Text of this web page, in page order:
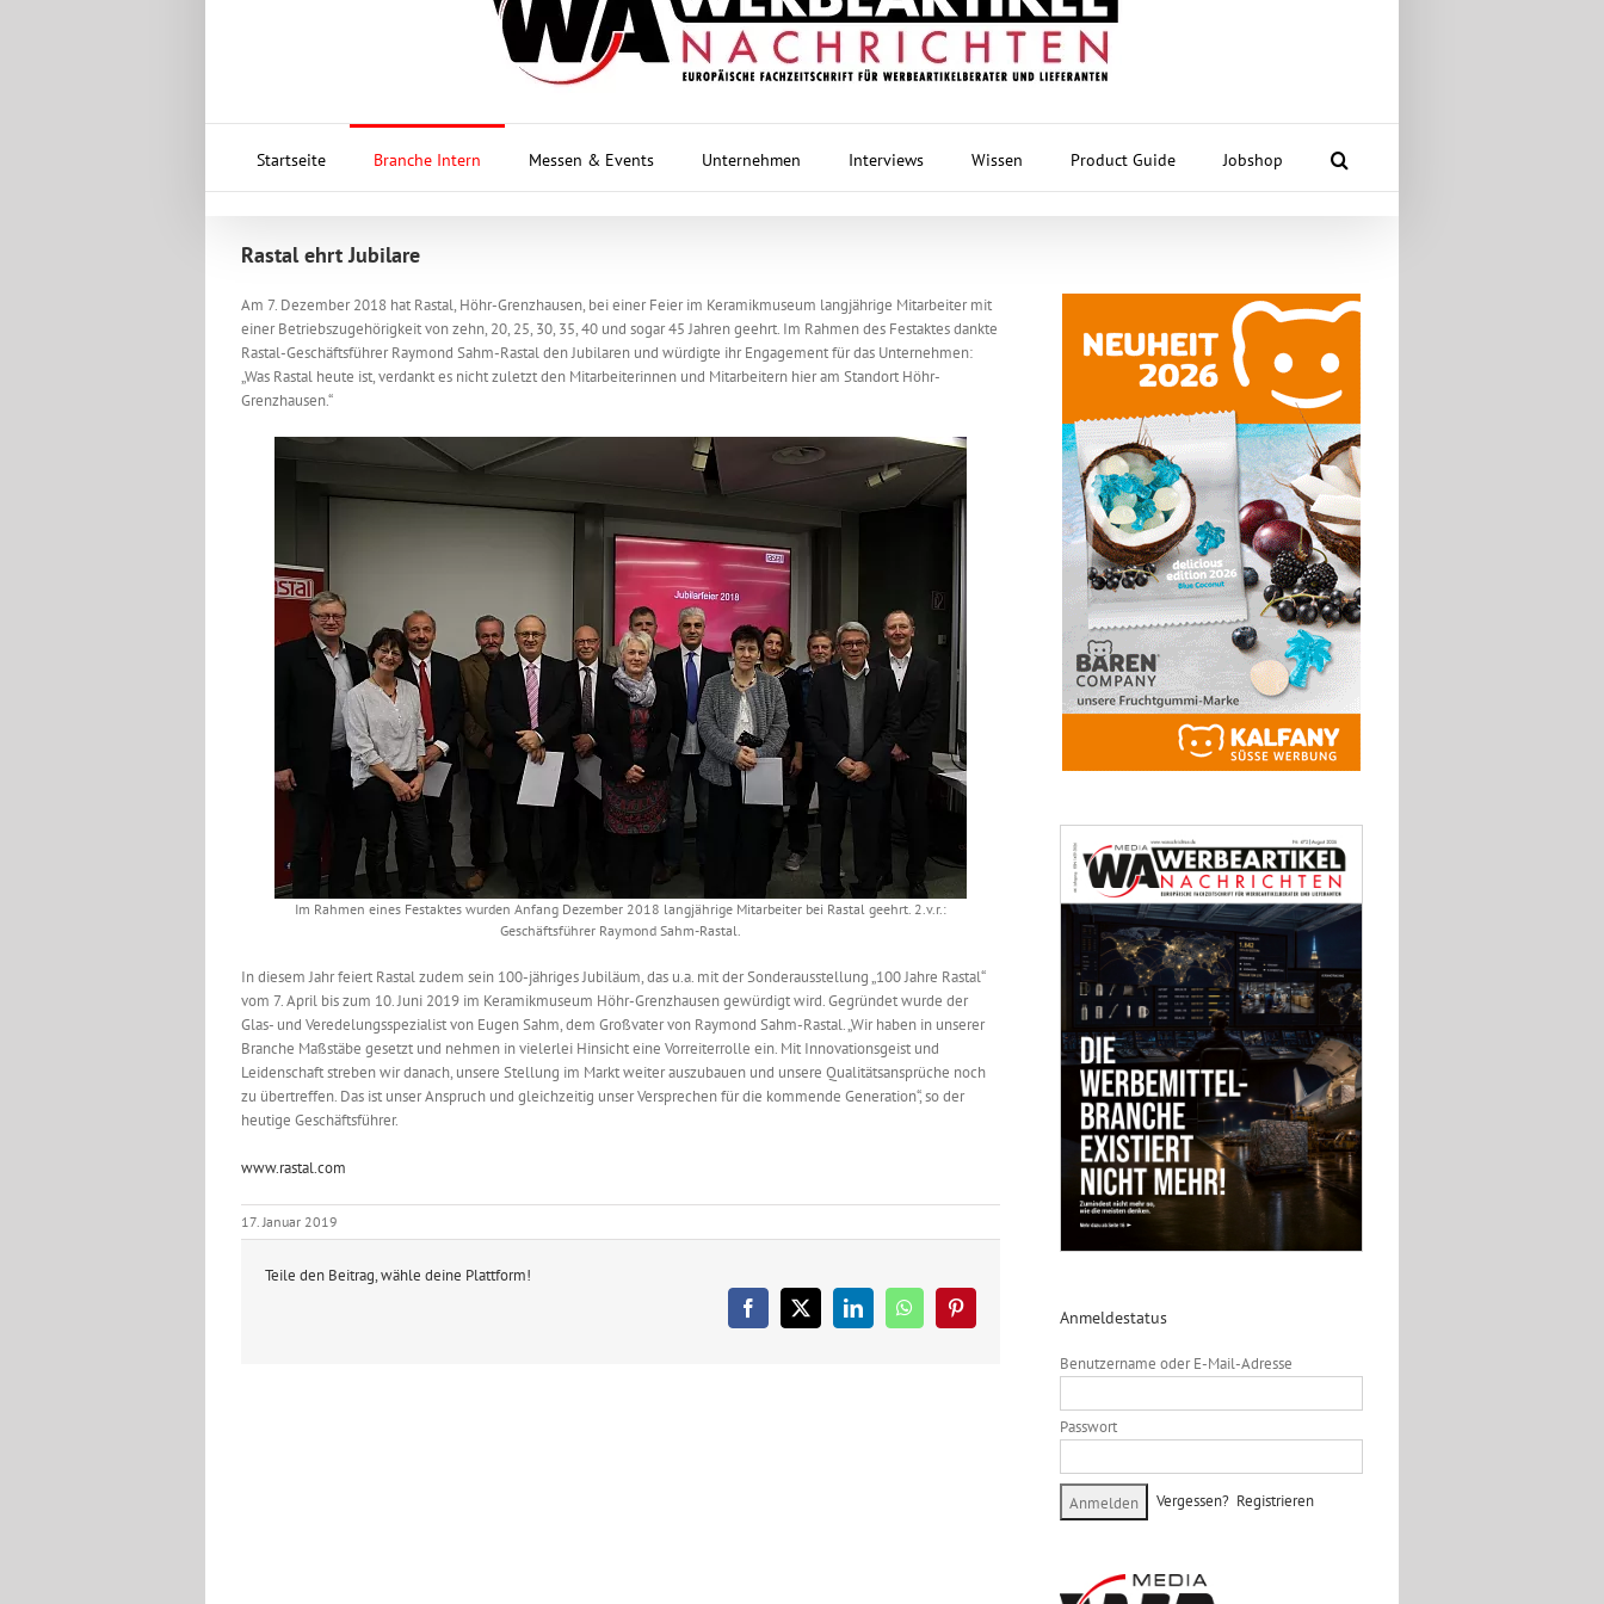
Startseite Branche Intern Messen & Events Unternehmen Interviews Wissen Product Guide Jobshop
Rastal ehrt Jubilare
Am 7. Dezember 2018 hat Rastal, Höhr-Grenzhausen, bei einer Feier im Keramikmuseum langjährige Mitarbeiter mit
einer Betriebszugehörigkeit von zehn, 20, 25, 30, 35, 40 und sogar 45 Jahren geehrt. Im Rahmen des Festaktes dankte
Rastal-Geschäftsführer Raymond Sahm-Rastal den Jubilaren und würdigte ihr Engagement für das Unternehmen:
„Was Rastal heute ist, verdankt es nicht zuletzt den Mitarbeiterinnen und Mitarbeitern hier am Standort Höhr-
Grenzhausen.“
Im Rahmen eines Festaktes wurden Anfang Dezember 2018 langjährige Mitarbeiter bei Rastal geehrt. 2.v.r.:
Geschäftsführer Raymond Sahm-Rastal.
In diesem Jahr feiert Rastal zudem sein 100-jähriges Jubiläum, das u.a. mit der Sonderausstellung „100 Jahre Rastal“
vom 7. April bis zum 10. Juni 2019 im Keramikmuseum Höhr-Grenzhausen gewürdigt wird. Gegründet wurde der
Glas- und Veredelungsspezialist von Eugen Sahm, dem Großvater von Raymond Sahm-Rastal. „Wir haben in unserer
Branche Maßstäbe gesetzt und nehmen in vielerlei Hinsicht eine Vorreiterrolle ein. Mit Innovationsgeist und
Leidenschaft streben wir danach, unsere Stellung im Markt weiter auszubauen und unsere Qualitätsansprüche noch
zu übertreffen. Das ist unser Anspruch und gleichzeitig unser Versprechen für die kommende Generation“, so der
heutige Geschäftsführer.
www.rastal.com
17. Januar 2019
Teile den Beitrag, wähle deine Plattform!
Facebook
X LinkedInWhatsAppPinterest Anmeldestatus
Benutzername oder E-Mail-Adresse
Passwort
Vergessen? Registrieren